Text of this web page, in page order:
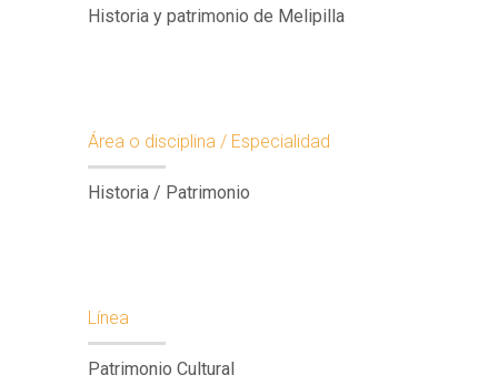
Historia y patrimonio de Melipilla
Área o disciplina / Especialidad
Historia / Patrimonio
Línea
Patrimonio Cultural